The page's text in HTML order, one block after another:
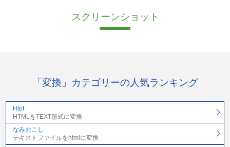
スクリーンショット
「変換」カテゴリーの人気ランキング
Htot
HTMLをTEXT形式に変換
なみおこし
テキストファイルをhtmlに変換